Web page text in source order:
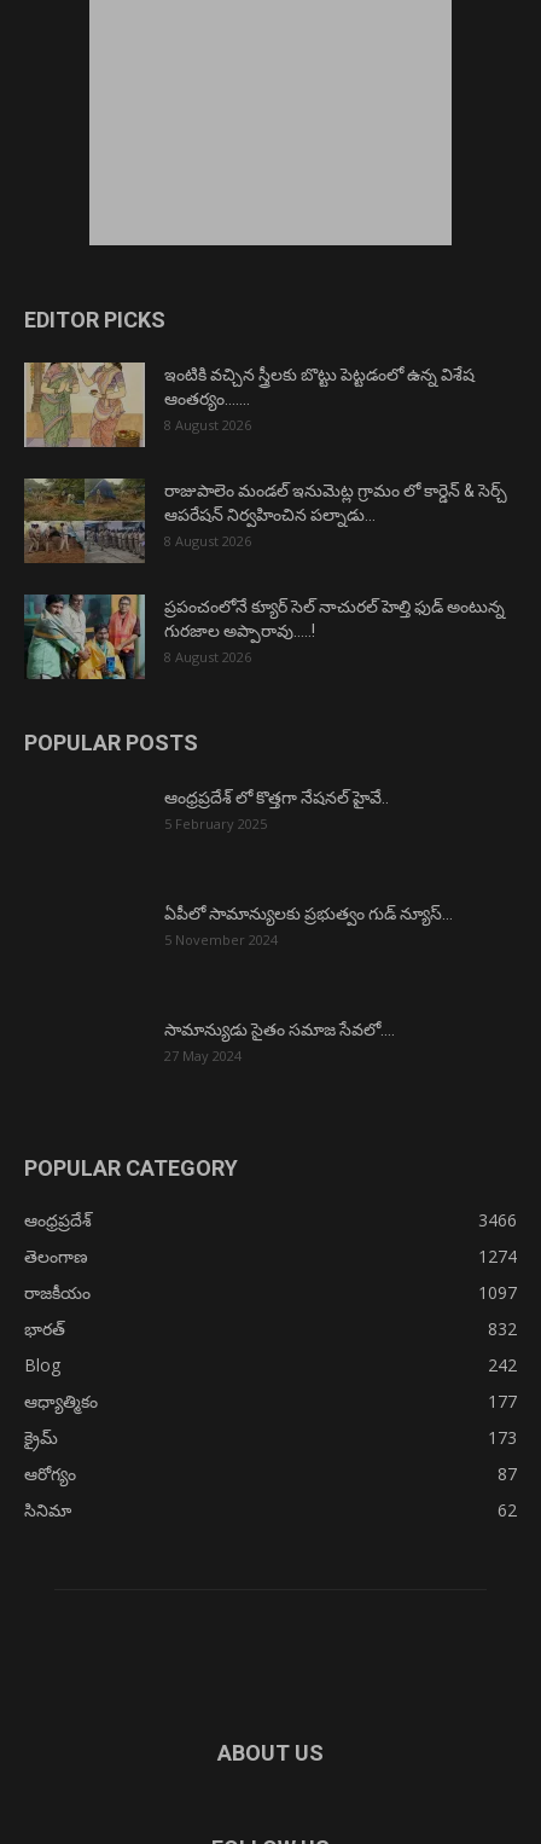
EDITOR PICKS
ఇంటికి వచ్చిన స్త్రీలకు బొట్టు పెట్టడంలో ఉన్న విశేష
ఆంతర్యం…….
8 August 2026
రాజుపాలెం మండల్ ఇనుమెట్ల గ్రామం లో కార్డెన్ & సెర్చ్
ఆపరేషన్ నిర్వహించిన పల్నాడు...
8 August 2026
ప్రపంచంలోనే క్యూర్ సెల్ నాచురల్ హెల్తి ఫుడ్ అంటున్న
గురజాల అప్పారావు…..!
8 August 2026
POPULAR POSTS
ఆంధ్రప్రదేశ్ లో కొత్తగా నేషనల్ హైవే..
5 February 2025
ఏపీలో సామాన్యులకు ప్రభుత్వం గుడ్ న్యూస్…
5 November 2024
సామాన్యుడు సైతం సమాజ సేవలో….
27 May 2024
POPULAR CATEGORY
ఆంధ్రప్రదేశ్
3466
తెలంగాణ
1274
రాజకీయం
1097
భారత్
832
Blog
242
ఆధ్యాత్మికం
177
క్రైమ్
173
ఆరోగ్యం
87
సినిమా
62
ABOUT US